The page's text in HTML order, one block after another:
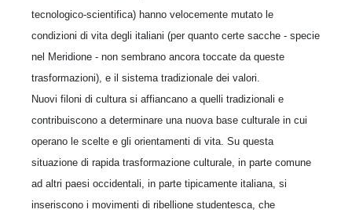
tecnologico-scientifica) hanno velocemente mutato le
condizioni di vita degli italiani (per quanto certe sacche - specie
nel Meridione - non sembrano ancora toccate da queste
trasformazioni), e il sistema tradizionale dei valori.
Nuovi filoni di cultura si affiancano a quelli tradizionali e
contribuiscono a determinare una nuova base culturale in cui
operano le scelte e gli orientamenti di vita. Su questa
situazione di rapida trasformazione culturale, in parte comune
ad altri paesi occidentali, in parte tipicamente italiana, si
inseriscono i movimenti di ribellione studentesca, che